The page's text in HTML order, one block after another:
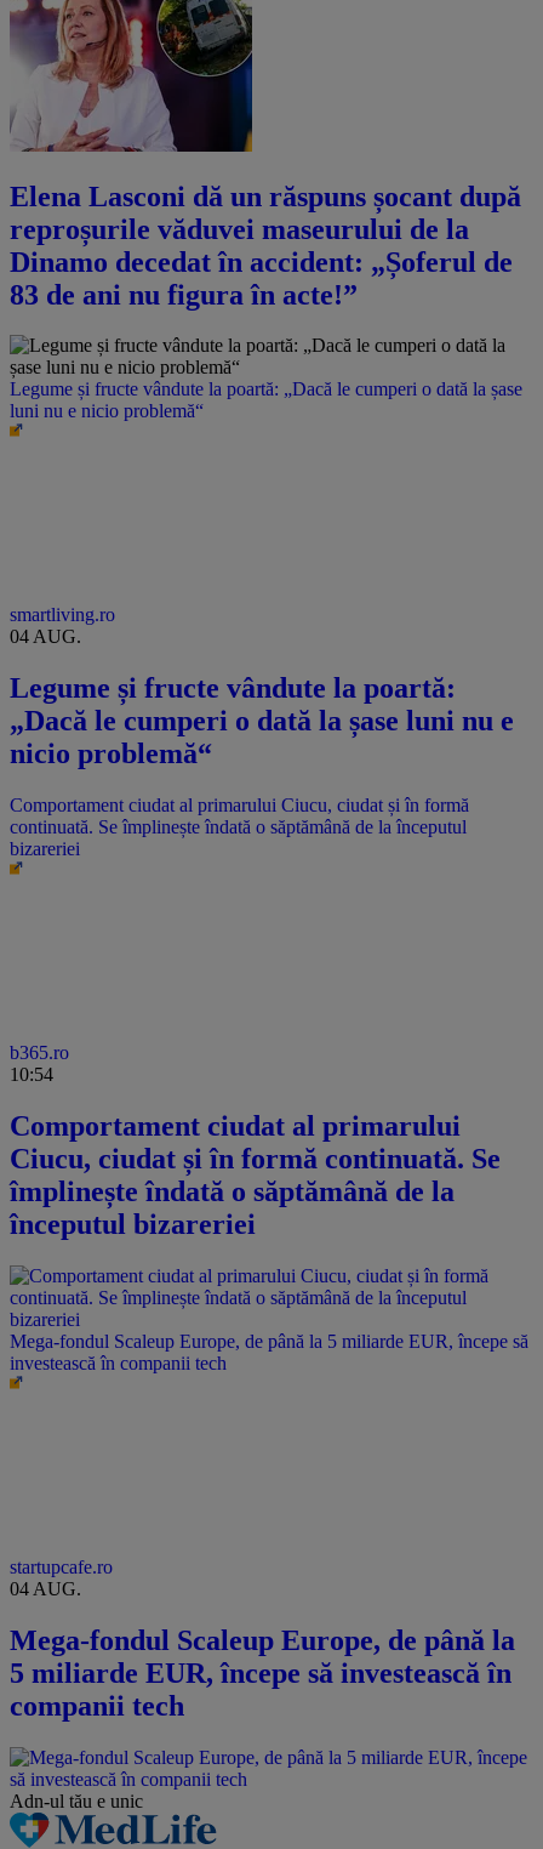
Elena Lasconi dă un răspuns șocant după
reproșurile văduvei maseurului de la
Dinamo decedat în accident: „Șoferul de
83 de ani nu figura în acte!”
Legume și fructe vândute la poartă: „Dacă le cumperi o dată la șase
luni nu e nicio problemă“
smartliving.ro
04 AUG.
Legume și fructe vândute la poartă:
„Dacă le cumperi o dată la șase luni nu e
nicio problemă“
Comportament ciudat al primarului Ciucu, ciudat și în formă
continuată. Se împlinește îndată o săptămână de la începutul
bizareriei
b365.ro
10:54
Comportament ciudat al primarului
Ciucu, ciudat și în formă continuată. Se
împlinește îndată o săptămână de la
începutul bizareriei
Mega-fondul Scaleup Europe, de până la 5 miliarde EUR, începe să
investească în companii tech
startupcafe.ro
04 AUG.
Mega-fondul Scaleup Europe, de până la
5 miliarde EUR, începe să investească în
companii tech
Adn-ul tău e unic